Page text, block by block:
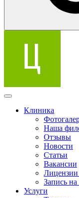
Клиника
Наша
Отзывы
Новости
Статьи
Вакансии
Запись
Услуги